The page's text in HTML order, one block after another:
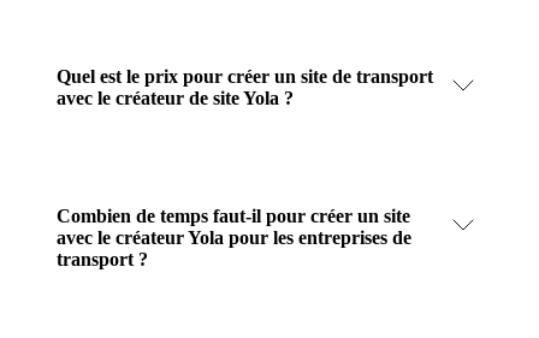
Quel est le prix pour créer un site de transport
avec le créateur de site Yola ?
Combien de temps faut-il pour créer un site
avec le créateur Yola pour les entreprises de
transport ?